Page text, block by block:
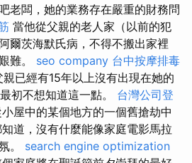
老闆，她的業務存在嚴重的財務問
當他從父親的老人家（以前的犯
爾茨海默氏病，不得不搬出家裡
難。 seo company 台中按摩排毒
已經有15年以上沒有出現在她的
初不想知道這一點。 台灣公司登
屋中的某個地方的一個舊搶劫中
道，沒有什麼能像家庭電影馬拉
。 search engine optimization